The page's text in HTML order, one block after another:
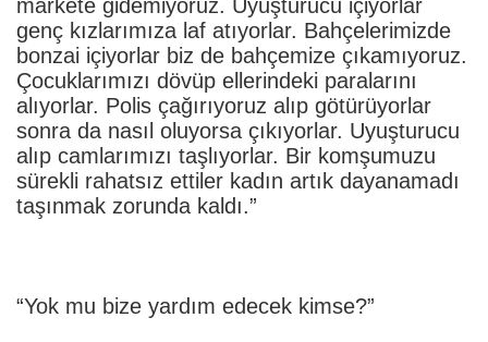
markete gidemiyoruz. Uyuşturucu içiyorlar
genç kızlarımıza laf atıyorlar. Bahçelerimizde
bonzai içiyorlar biz de bahçemize çıkamıyoruz.
Çocuklarımızı dövüp ellerindeki paralarını
alıyorlar. Polis çağırıyoruz alıp götürüyorlar
sonra da nasıl oluyorsa çıkıyorlar. Uyuşturucu
alıp camlarımızı taşlıyorlar. Bir komşumuzu
sürekli rahatsız ettiler kadın artık dayanamadı
taşınmak zorunda kaldı.”
“Yok mu bize yardım edecek kimse?”